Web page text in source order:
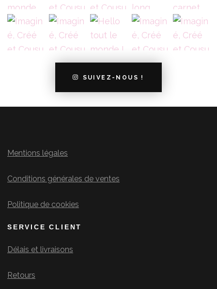
SUIVEZ-NOUS !
Mentions légales
Conditions générales de ventes
Politique de cookies
SERVICE CLIENT
Délais et livraisons
Retours